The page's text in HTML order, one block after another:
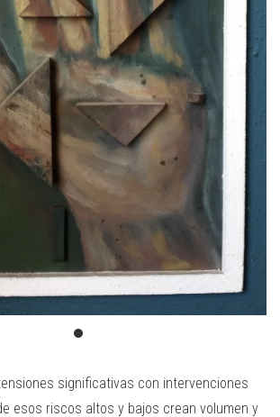
significativas con intervenciones
esos riscos altos y bajos crean volumen y